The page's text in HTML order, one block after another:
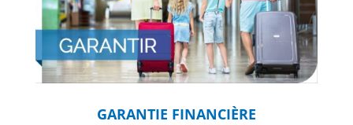
GARANTIE FINANCIÈRE